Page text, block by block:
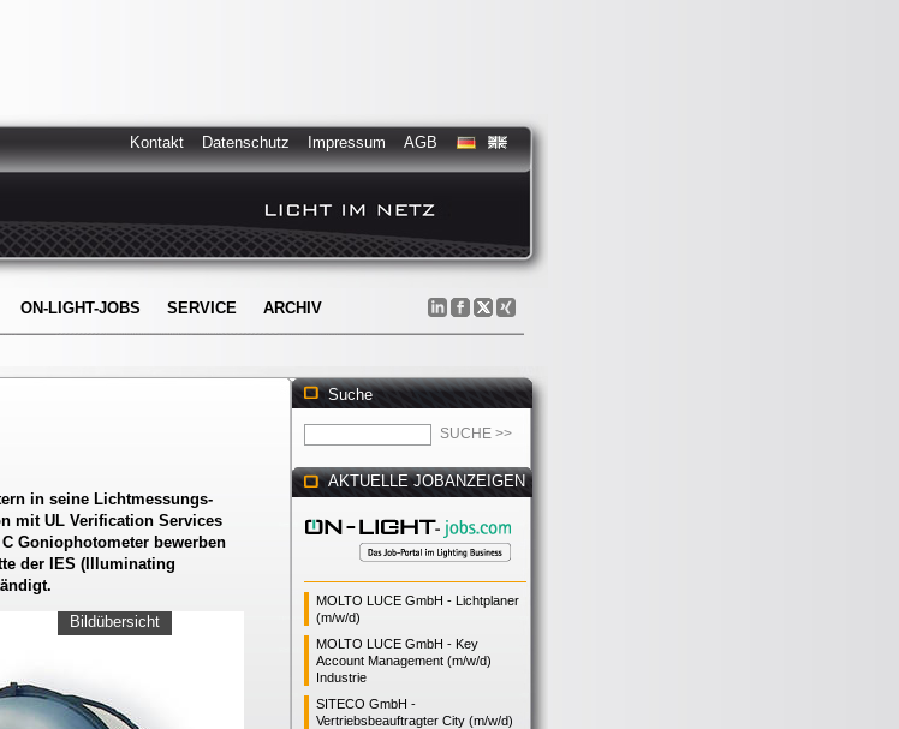
Kontakt Datenschutz Impressum AGB
ON-LIGHT-JOBS SERVICE ARCHIV
in seine Lichtmessungs-
mit UL Verification Services
Goniophotometer bewerben
der IES (Illuminating
Bildübersicht
Suche
AKTUELLE JOBANZEIGEN
MOLTO LUCE GmbH - Lichtplaner
(m/w/d)
MOLTO LUCE GmbH - Key
Account Management (m/w/d)
Industrie
SITECO GmbH -
Vertriebsbeauftragter City (m/w/d)